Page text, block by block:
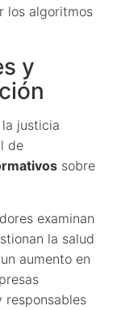
los algoritmos
y
justicia
de
sobre
examinan
la salud
aumento en
responsables